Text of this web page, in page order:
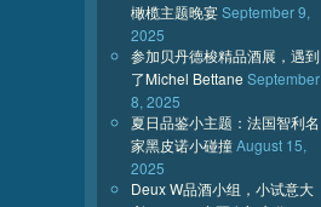
橄榄主题晚宴September 9,
2025
参加贝丹德梭精品酒展，遇到
了Michel Bettane September
8, 2025
夏日品鉴小主题：法国智利名
家黑皮诺小碰撞August 15,
2025
Deux W品酒小组，小试意大